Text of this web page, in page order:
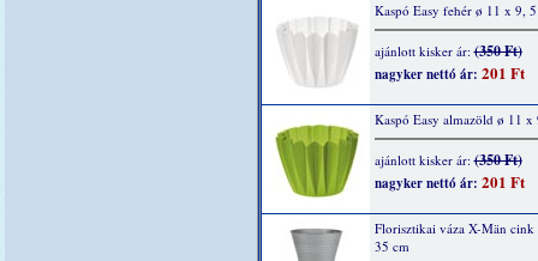
Kaspó Easy fehér ø 11 x 9,
ajánlott kisker ár:(350 Ft)
nagyker nettó ár: 201 Ft
Kaspó Easy almazöld ø 11 x
ajánlott kisker ár:(350 Ft)
nagyker nettó ár: 201 Ft
Florisztikai váza X-Män
35 cm